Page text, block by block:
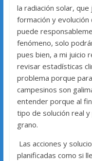
la radiación solar, que
formación y evolución
puede
fenómeno, solo
pues bien, a mi juicio
revisar estadísticas
problema porque
campesinos son
entender porque al
tipo de solución real
grano.
Las acciones y
planificadas como si